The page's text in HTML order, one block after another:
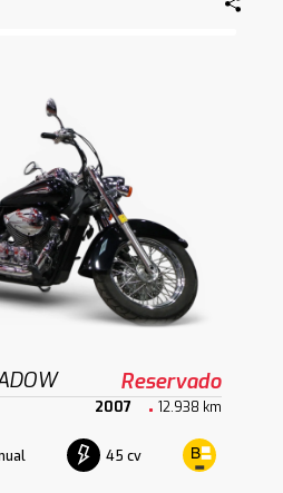
Reservado
2007 12.938 km
45 cv